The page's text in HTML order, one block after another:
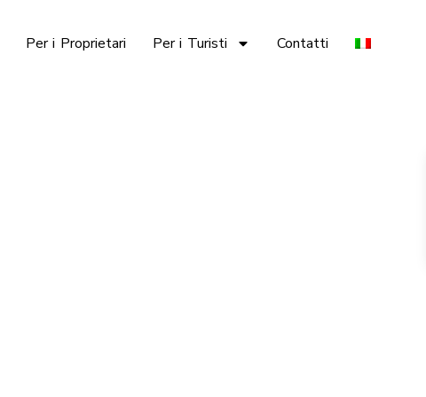
Per i Proprietari Per i Turisti Contatti